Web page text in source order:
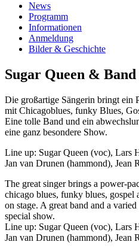
News
Programm
Informationen
Anmeldung
Bilder & Geschichte
Sugar Queen &
Die großartige Sängerin bringt ein
mit Chicagoblues, funky Blues,
Eine tolle Band und ein
eine ganz besondere Show.
Line up: Sugar Queen (voc), Lars
Jan van Drunen (hammond), Jean
The great singer brings a power-
chicago blues, funky blues, gospel
on stage. A great band and a
special show.
Line up: Sugar Queen (voc), Lars
Jan van Drunen (hammond), Jean